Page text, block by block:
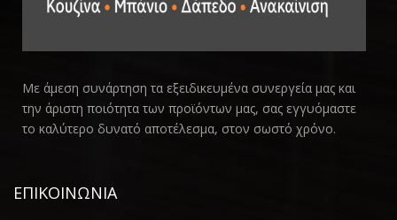
Με άμεση συνάρτηση τα εξειδικευμένα συνεργεία μας και
την άριστη ποιότητα των προϊόντων μας, σας εγγυόμαστε
το καλύτερο δυνατό αποτέλεσμα, στον σωστό χρόνο.
ΕΠΙΚΟΙΝΩΝΙΑ